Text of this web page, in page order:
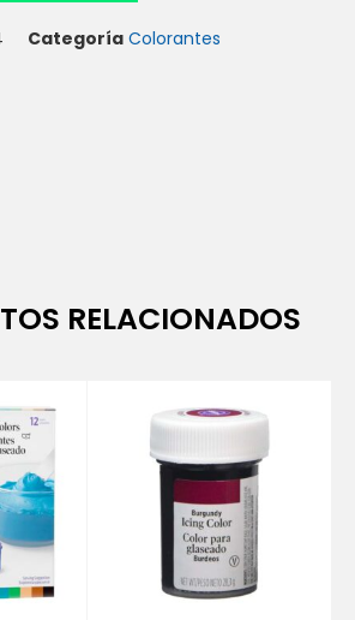
Categoría Colorantes
RELACIONADOS